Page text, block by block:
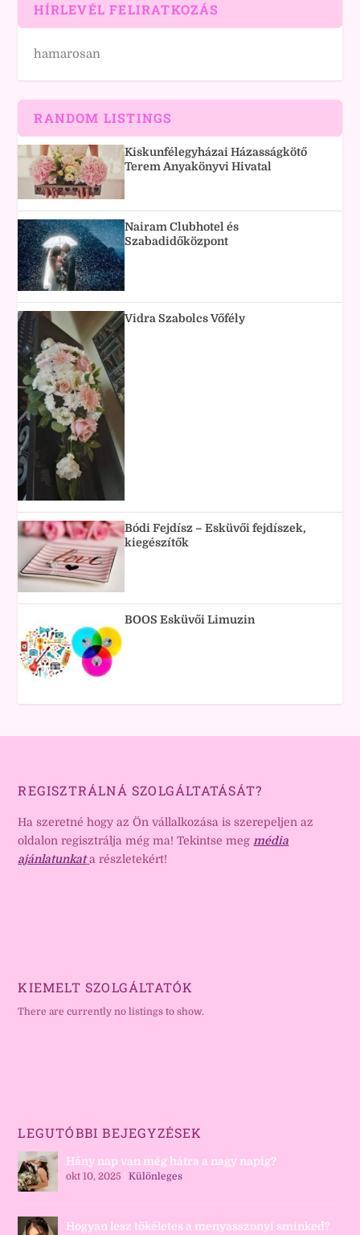
HÍRLEVÉL FELIRATKOZÁS
hamarosan
RANDOM LISTINGS
Kiskunfélegyházai Házasságkötő
Terem Anyakönyvi Hivatal
Nairam Clubhotel és
Szabadidőközpont
Vidra Szabolcs Vőfély
Bódi Fejdísz – Esküvői fejdíszek,
kiegészítők
BOOS Esküvői Limuzin
REGISZTRÁLNÁ SZOLGÁLTATÁSÁT?
Ha szeretné hogy az Ön vállalkozása is szerepeljen az
oldalon regisztrálja még ma! Tekintse meg média
ajánlatunkat a részletekért!
KIEMELT SZOLGÁLTATÓK
There are currently no listings to show.
LEGUTÓBBI BEJEGYZÉSEK
Hány nap van még hátra a nagy napig?
okt 10, 2025 |Különleges
Hogyan lesz tökéletes a menyasszonyi sminked?